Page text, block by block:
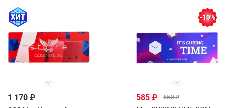
1 170 ₽
-10%
585 ₽ 650 ₽